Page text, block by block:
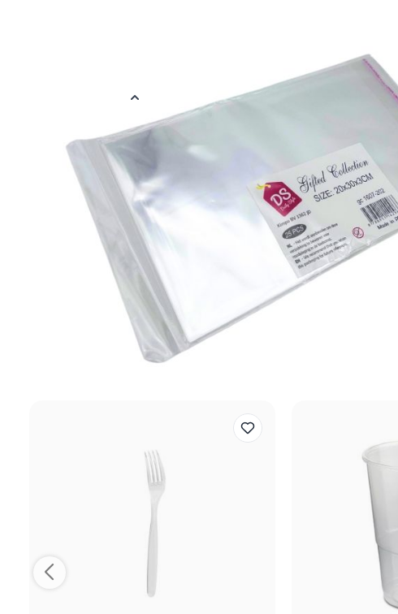
Let op: de zakjes zijn voorzien van twee gaatjes en daardoor niet
8788911142966
Transparant
Materiaal Plastic
Verpakt per Verpakt per 25 stuks
20x30cm